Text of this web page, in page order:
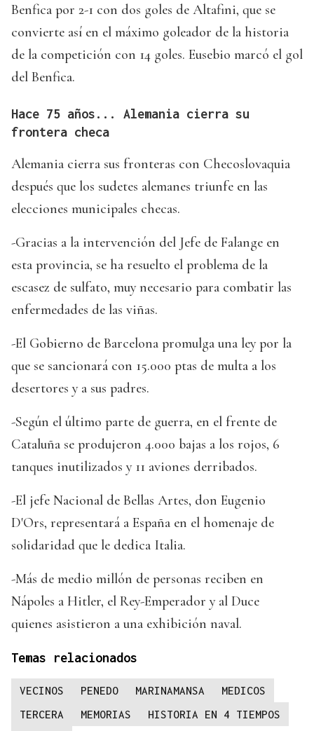
Benfica por 2-1 con dos goles de Altafini, que se
convierte así en el máximo goleador de la historia
de la competición con 14 goles. Eusebio marcó el gol
del Benfica.
Hace 75 años... Alemania cierra su
frontera checa
Alemania cierra sus fronteras con Checoslovaquia
después que los sudetes alemanes triunfe en las
elecciones municipales checas.
-Gracias a la intervención del Jefe de Falange en
esta provincia, se ha resuelto el problema de la
escasez de sulfato, muy necesario para combatir las
enfermedades de las viñas.
-El Gobierno de Barcelona promulga una ley por la
que se sancionará con 15.000 ptas de multa a los
desertores y a sus padres.
-Según el último parte de guerra, en el frente de
Cataluña se produjeron 4.000 bajas a los rojos, 6
tanques inutilizados y 11 aviones derribados.
-El jefe Nacional de Bellas Artes, don Eugenio
D'Ors, representará a España en el homenaje de
solidaridad que le dedica Italia.
-Más de medio millón de personas reciben en
Nápoles a Hitler, el Rey-Emperador y al Duce
quienes asistieron a una exhibición naval.
Temas relacionados
VECINOS PENEDO MARINAMANSA
MEDICOS
TERCERA
MEMORIAS HISTORIA EN 4 TIEMPOS